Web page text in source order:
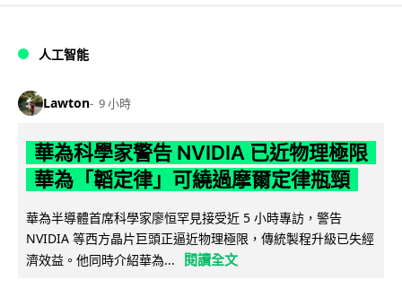
人工智能
Lawton 9 小時
華為科學家警告 NVIDIA 已近物理極限
華為「韜定律」可繞過摩爾定律瓶頸
華為半導體首席科學家廖恒罕見接受近 5 小時專訪，警告
NVIDIA 等西方晶片巨頭正逼近物理極限，傳統製程升級已失經
濟效益。他同時介紹華為...
閱讀全文